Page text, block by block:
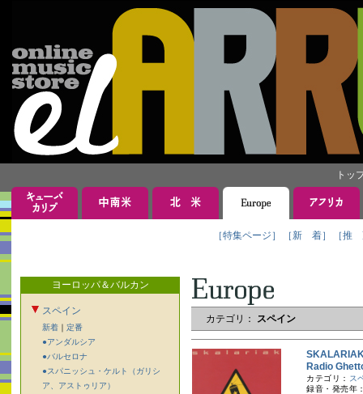
トッ
［特集ページ］ ［新 着］ ［推
ヨーロッパ＆バルカン
スペイン
新着 ｜ 定番
●アンダルシア
●バルセロナ
●スパニッシュ・ケルト（ガリシ
ア、アストゥリア）
カテゴリ： スペイン
Radio
カテゴリ： ス
録音・発売年